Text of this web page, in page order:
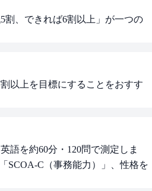
割、できれば6割以上」が一つの
以上を目標にすることをおすす
語を約60分・120問で測定しま
SCOA-C（事務能力）」、性格を